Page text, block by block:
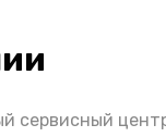
сервисный